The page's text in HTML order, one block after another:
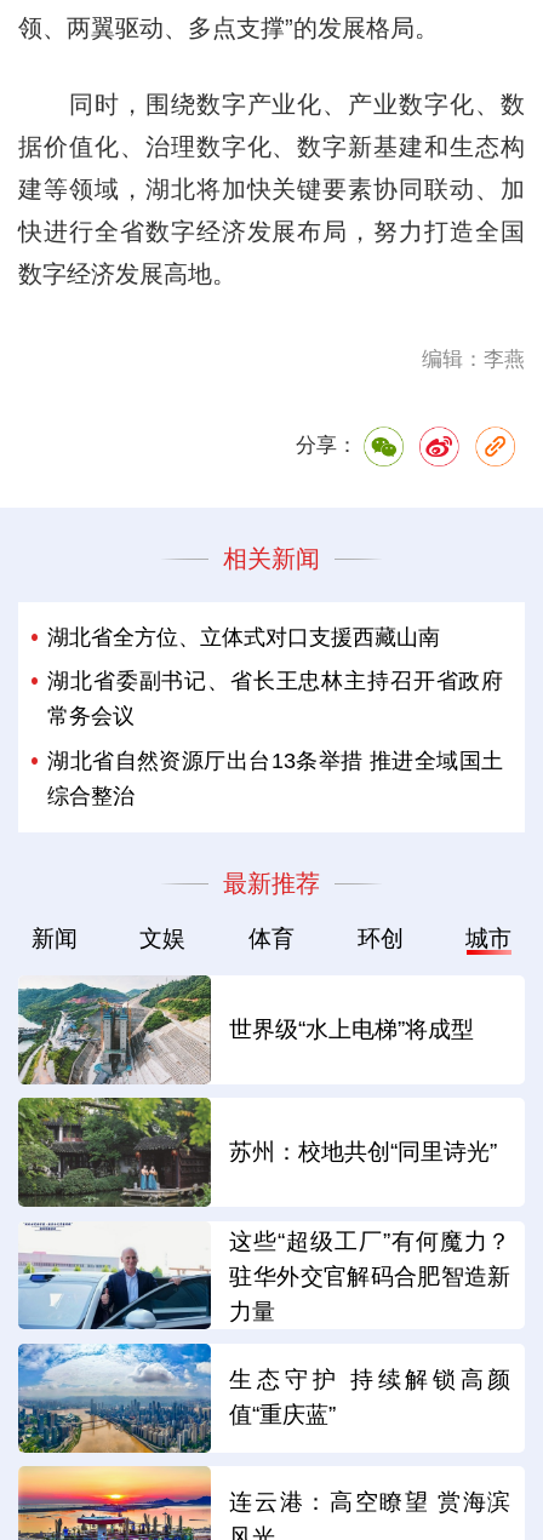
领、两翼驱动、多点支撑”的发展格局。
同时，围绕数字产业化、产业数字化、数
据价值化、治理数字化、数字新基建和生态构
建等领域，湖北将加快关键要素协同联动、加
快进行全省数字经济发展布局，努力打造全国
数字经济发展高地。
编辑：李燕
分享：
相关新闻
湖北省全方位、立体式对口支援西藏山南
湖北省委副书记、省长王忠林主持召开省政府
常务会议
湖北省自然资源厅出台13条举措 推进全域国土
综合整治
最新推荐
新闻 文娱 体育 环创 城市
世界级“水上电梯”将成型
苏州：校地共创“同里诗光”
这些“超级工厂”有何魔力？
驻华外交官解码合肥智造新
力量
生态守护 持续解锁高颜
值“重庆蓝”
连云港：高空瞭望 赏海滨